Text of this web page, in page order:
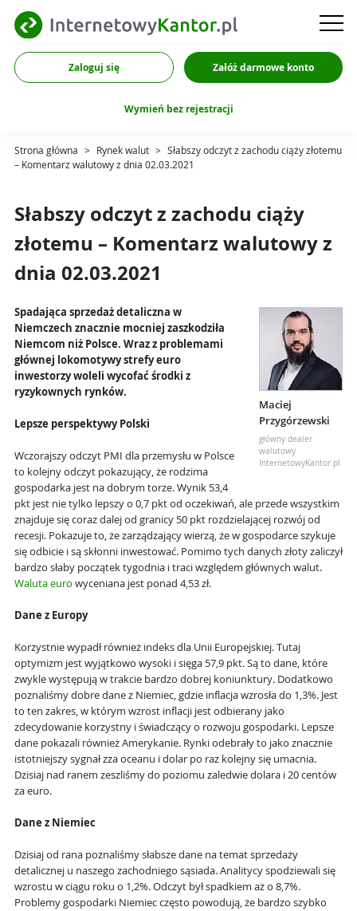
Zaloguj się Załóż darmowe konto
Wymień bez rejestracji
Strona główna > Rynek walut > Słabszy odczyt z zachodu ciąży złotemu
– Komentarz walutowy z dnia 02.03.2021
Słabszy odczyt z zachodu ciąży
złotemu – Komentarz walutowy z
dnia 02.03.2021
Maciej
Przygórzewski
główny dealer
walutowy
InternetowyKantor.pl
Spadająca sprzedaż detaliczna w
Niemczech znacznie mocniej zaszkodziła
Niemcom niż Polsce. Wraz z problemami
głównej lokomotywy strefy euro
inwestorzy woleli wycofać środki z
ryzykownych rynków.
Lepsze perspektywy Polski
Wczorajszy odczyt PMI dla przemysłu w Polsce
to kolejny odczyt pokazujący, że rodzima
gospodarka jest na dobrym torze. Wynik 53,4
pkt jest nie tylko lepszy o 0,7 pkt od oczekiwań, ale przede wszystkim
znajduje się coraz dalej od granicy 50 pkt rozdzielającej rozwój od
recesji. Pokazuje to, że zarządzający wierzą, że w gospodarce szykuje
się odbicie i są skłonni inwestować. Pomimo tych danych złoty zaliczył
bardzo słaby początek tygodnia i traci względem głównych walut.
Waluta euro wyceniana jest ponad 4,53 zł.
Dane z Europy
Korzystnie wypadł również indeks dla Unii Europejskiej. Tutaj
optymizm jest wyjątkowo wysoki i sięga 57,9 pkt. Są to dane, które
zwykle występują w trakcie bardzo dobrej koniunktury. Dodatkowo
poznaliśmy dobre dane z Niemiec, gdzie inflacja wzrosła do 1,3%. Jest
to ten zakres, w którym wzrost inflacji jest odbierany jako
zdecydowanie korzystny i świadczący o rozwoju gospodarki. Lepsze
dane pokazali również Amerykanie. Rynki odebrały to jako znacznie
istotniejszy sygnał zza oceanu i dolar po raz kolejny się umacnia.
Dzisiaj nad ranem zeszliśmy do poziomu zaledwie dolara i 20 centów
za euro.
Dane z Niemiec
Dzisiaj od rana poznaliśmy słabsze dane na temat sprzedaży
detalicznej u naszego zachodniego sąsiada. Analitycy spodziewali się
wzrostu w ciągu roku o 1,2%. Odczyt był spadkiem aż o 8,7%.
Problemy gospodarki Niemiec często powodują, że bardzo szybko